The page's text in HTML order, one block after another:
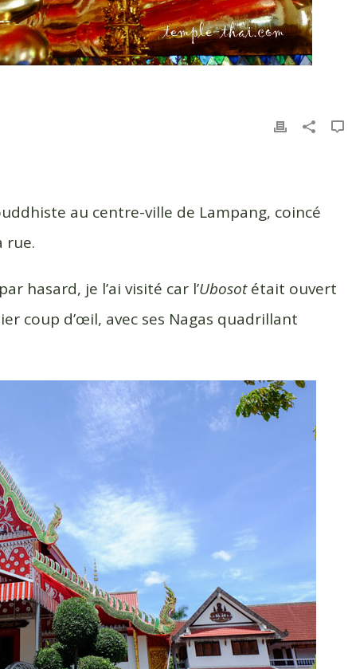
au centre-ville de Lampang, coincé
rue.
hasard, je l’ai visité car l’Ubosotétait ouvert
coup d’œil, avec ses Nagas quadrillant